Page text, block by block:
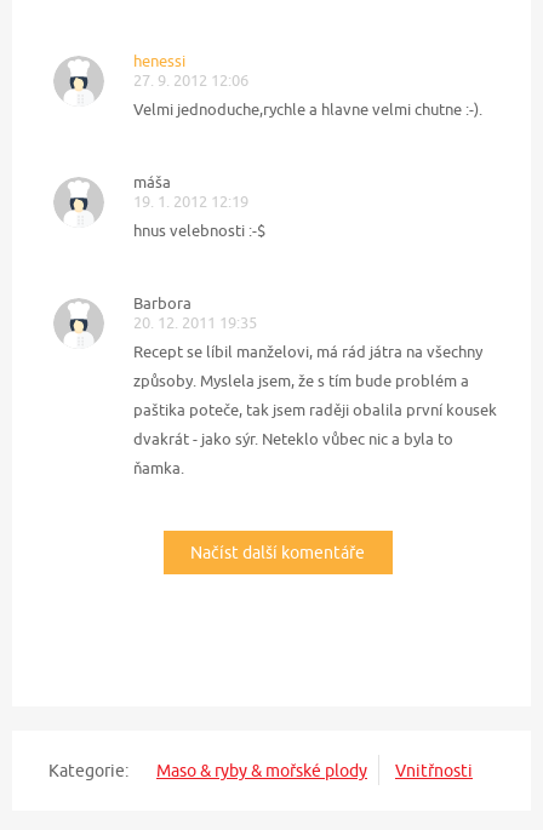
henessi
27. 9. 2012 12:06
Velmi jednoduche,rychle a hlavne velmi chutne :-).
máša
19. 1. 2012 12:19
hnus velebnosti :-$
Barbora
20. 12. 2011 19:35
Recept se líbil manželovi, má rád játra na všechny
způsoby. Myslela jsem, že s tím bude problém a
paštika poteče, tak jsem raději obalila první kousek
dvakrát - jako sýr. Neteklo vůbec nic a byla to
ňamka.
Načíst další komentáře
Kategorie: Maso & ryby & mořské plody Vnitřnosti